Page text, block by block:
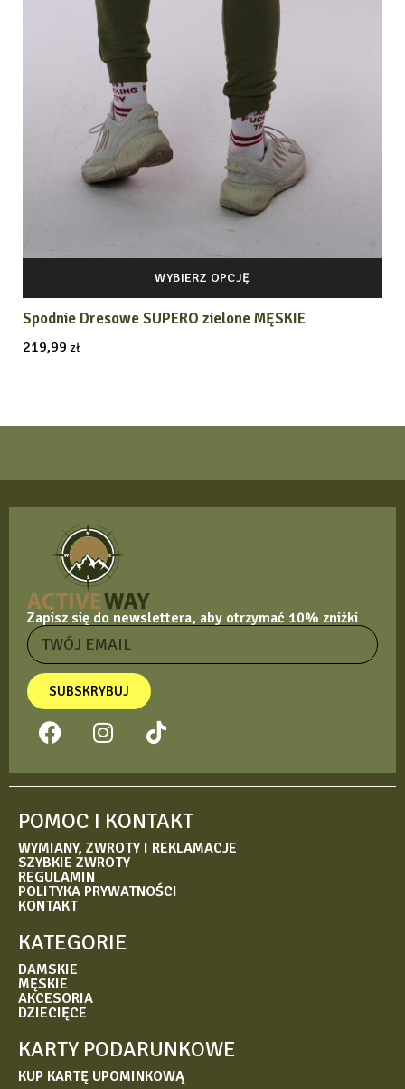
WYBIERZ OPCJĘ
Spodnie Dresowe SUPERO zielone MĘSKIE
219,99 zł
Zapisz się do newslettera, aby otrzymać 10% zniżki
SUBSKRYBUJ
POMOC I KONTAKT
WYMIANY, ZWROTY I REKLAMACJE
SZYBKIE ZWROTY
REGULAMIN
POLITYKA PRYWATNOŚCI
KONTAKT
KATEGORIE
DAMSKIE
MĘSKIE
AKCESORIA
DZIECIĘCE
KARTY PODARUNKOWE
KUP KARTĘ UPOMINKOWĄ